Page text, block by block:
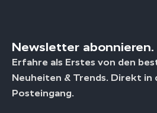
Newsletter abonnieren.
Erfahre als Erstes von den
Neuheiten & Trends. Direkt in
Posteingang.